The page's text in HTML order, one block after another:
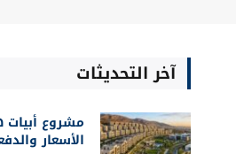
آخر التحديثات
مشروع
الأسعار